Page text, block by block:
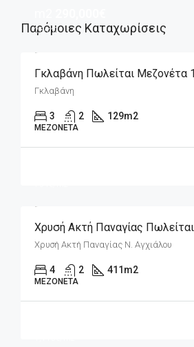
Παρόμοιες Καταχωρίσεις
2€/m2
Γκλαβάνη
3 2 129m2
ΜΕΖΟΝΈΤΑ
Χρυσή Ακτή Παναγίας Ν. Αγχιάλου
4 2 411 m2
ΜΕΖΟΝΈΤΑ